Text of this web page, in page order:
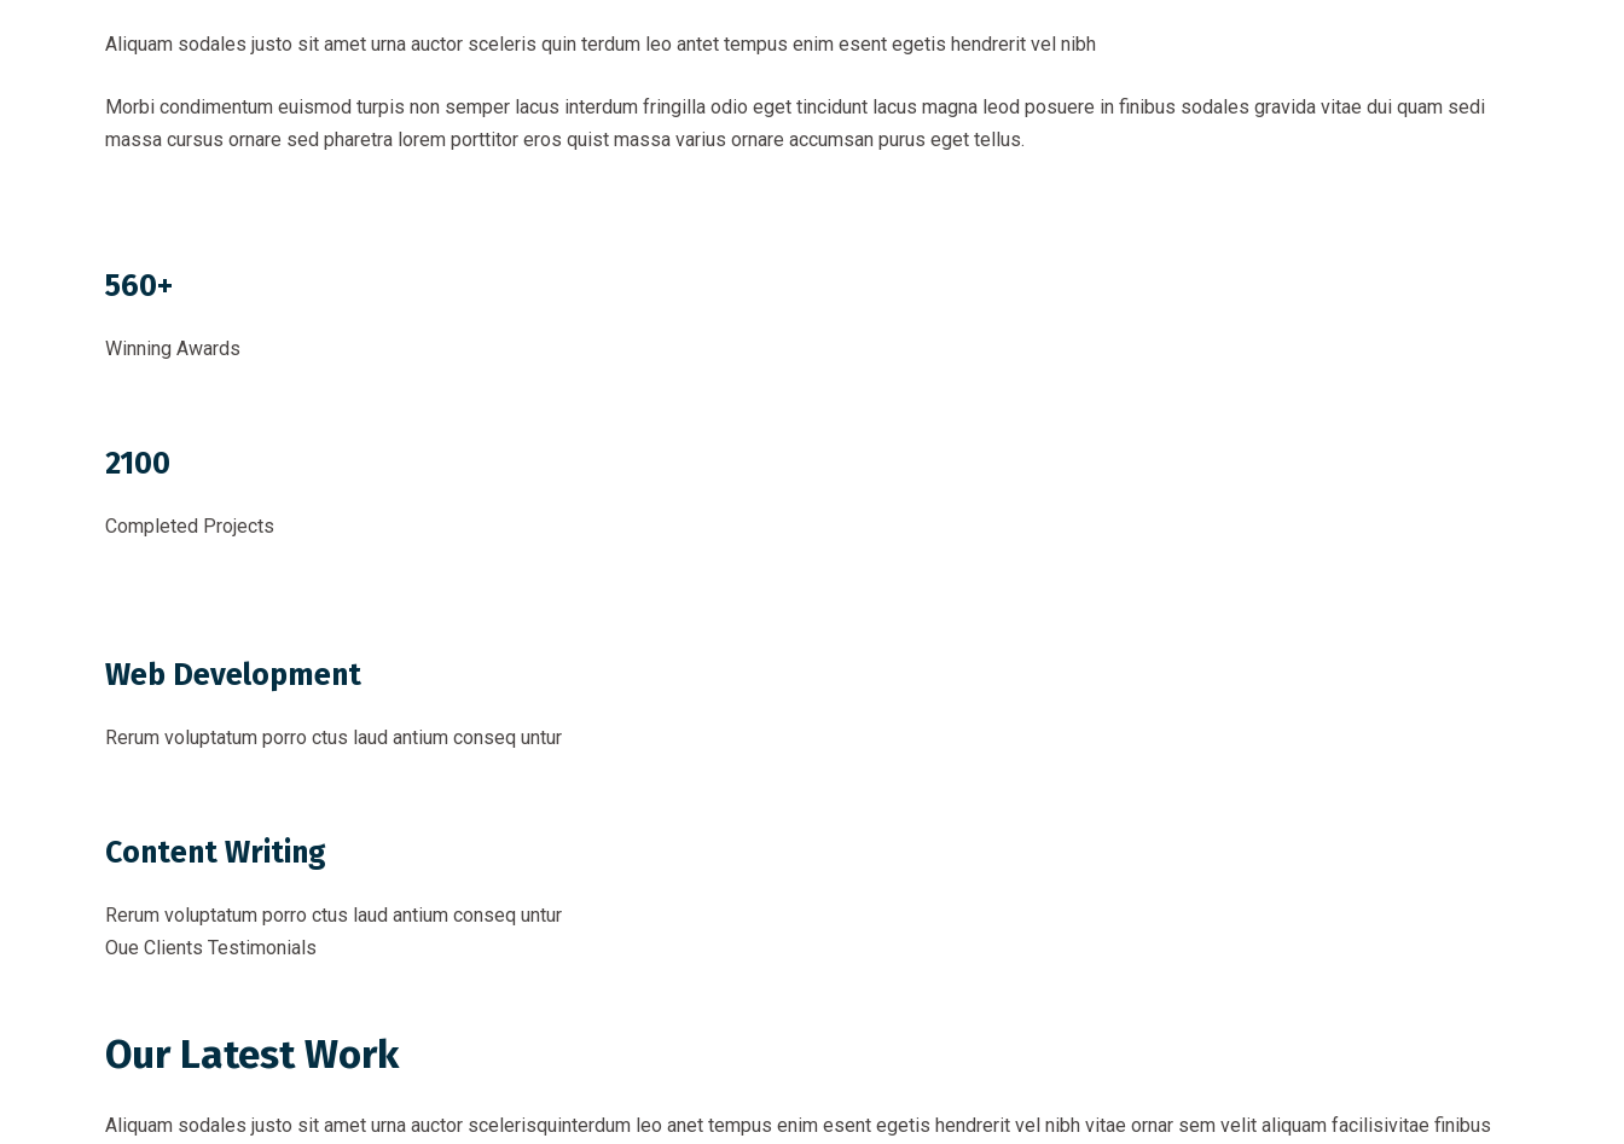
Aliquam sodales justo sit amet urna auctor sceleris quin terdum leo antet tempus enim esent egetis hendrerit vel nibh
Morbi condimentum euismod turpis non semper lacus interdum fringilla odio eget tincidunt lacus magna leod posuere in finibus sodales gravida vitae dui quam sedi
massa cursus ornare sed pharetra lorem porttitor eros quist massa varius ornare accumsan purus eget tellus.
560+
Winning Awards
2100
Completed Projects
Web Development
Rerum voluptatum porro ctus laud antium conseq untur
Content Writing
Rerum voluptatum porro ctus laud antium conseq untur
Oue Clients Testimonials
Our Latest Work
Aliquam sodales justo sit amet urna auctor scelerisquinterdum leo anet tempus enim esent egetis hendrerit vel nibh vitae ornar sem velit aliquam facilisivitae finibus